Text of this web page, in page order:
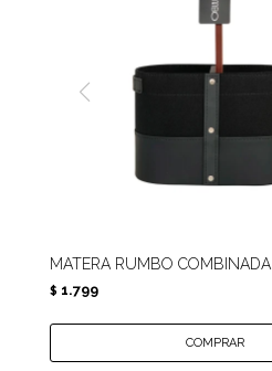
MATERA RUMBO
$ 1.799